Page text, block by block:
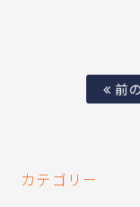
前
カテゴリー